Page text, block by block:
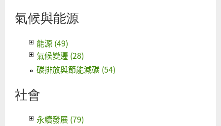
氣候與能源
能源 (49)
氣候變遷 (28)
碳排放與節能減碳 (54)
社會
永續發展 (79)